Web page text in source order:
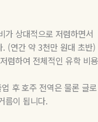
가 상대적으로 저렴하면서
. (연간 약3천만 원대 초반)
렴하여 전체적인 유학 비용
후 호주 전역은 물론 글로
름이 됩니다.